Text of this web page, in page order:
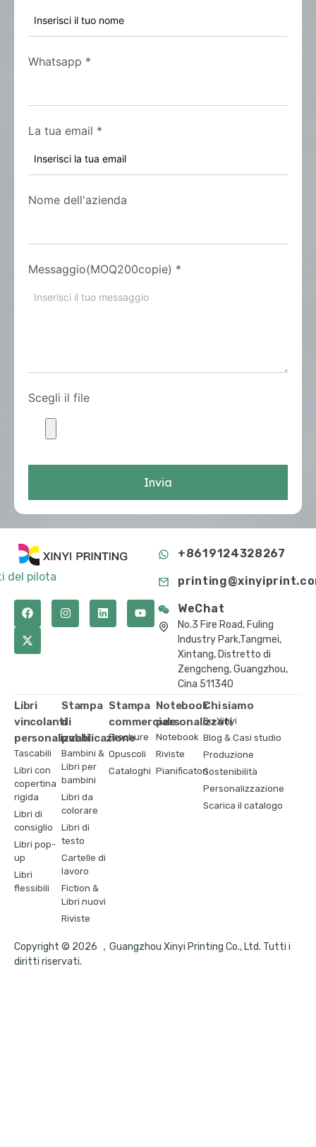
Whatsapp *
La tua email *
Nome dell'azienda
Messaggio(MOQ200copie) *
Scegli il file
Invia
del pilota
+8619124328267
WeChat
No.3 Fire Road, Fuling
Industry Park,Tangmei,
Xintang, Distretto di
Zengcheng, Guangzhou,
Cina 511340
Libri
vincolanti
personalizzati
Tascabili
Libri con
copertina
rigida
Libri di
consiglio
Libri pop-
up
Libri
flessibili
Stampa
di
pubblicazione
Bambini &
Libri per
bambini
Libri da
colorare
Libri di
testo
Cartelle di
lavoro
Fiction &
Libri nuovi
Riviste
Stampa
commerciale
Brochure
Opuscoli
Cataloghi
Notebook
personalizzati
Notebook
Riviste
Pianificatori
Chi siamo
Su Xinyi
Blog & Casi studio
Produzione
Sostenibilità
Personalizzazione
Scarica il catalogo
Copyright © 2026 ，Guangzhou Xinyi Printing Co., Ltd. Tutti i
diritti riservati.